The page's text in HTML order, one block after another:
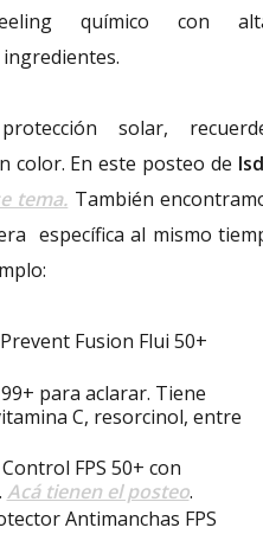
químico con
solar,
color. En este posteo de
tema. También
específica al mismo
Fusion Flui 50+
para aclarar. Tiene
C, resorcinol, entre
FPS 50+ con
Acá tienen el posteo.
Antimanchas FPS